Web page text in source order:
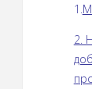
1.
2.